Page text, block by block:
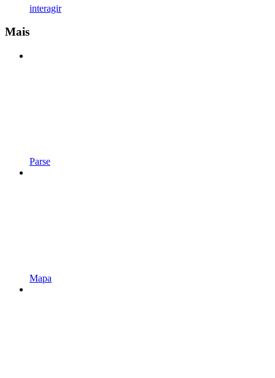
interagir
Mais
Parse
Mapa